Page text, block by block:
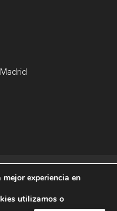
experiencia en
utilizamos o